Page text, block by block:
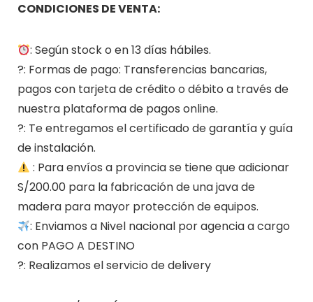
CONDICIONES DE VENTA:
: Según stock o en 13 días hábiles.
?: Formas de pago: Transferencias bancarias,
pagos con tarjeta de crédito o débito a través de
nuestra plataforma de pagos online.
?: Te entregamos el certificado de garantía y guía
de instalación.
: Para envíos a provincia se tiene que adicionar
S/200.00 para la fabricación de una java de
madera para mayor protección de equipos.
: Enviamos a Nivel nacional por agencia a cargo
con PAGO A DESTINO
?: Realizamos el servicio de delivery